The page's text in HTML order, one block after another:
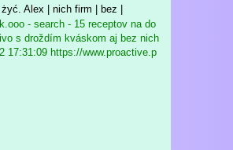
Alex | nich firm | bez |
- search - 15 receptov na do
s droždím kváskom aj bez nich
17:31:09 https://www.proactive.p